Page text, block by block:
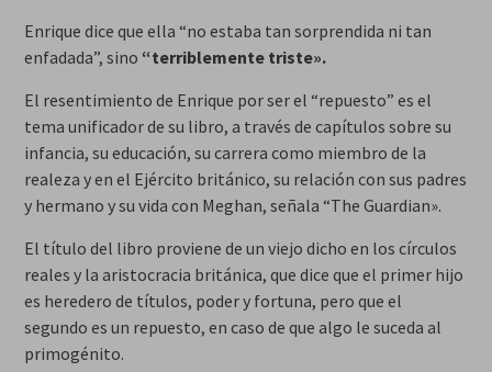
Enrique dice que ella “no estaba tan sorprendida ni tan
enfadada”, sino “terriblemente triste».
El resentimiento de Enrique por ser el “repuesto” es el
tema unificador de su libro, a través de capítulos sobre su
infancia, su educación, su carrera como miembro de la
realeza y en el Ejército británico, su relación con sus padres
y hermano y su vida con Meghan, señala “The Guardian».
El título del libro proviene de un viejo dicho en los círculos
reales y la aristocracia británica, que dice que el primer hijo
es heredero de títulos, poder y fortuna, pero que el
segundo es un repuesto, en caso de que algo le suceda al
primogénito.